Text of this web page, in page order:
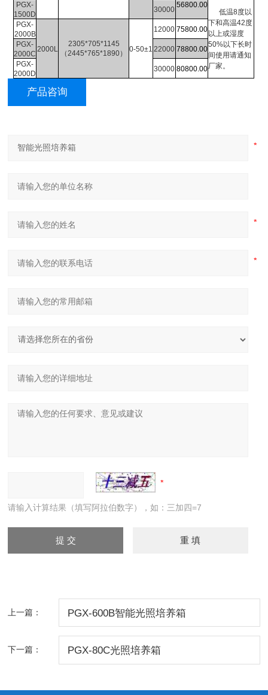
低温8度以
下和高温42度
以上或湿度
50%以下长时
间使用请通知
厂家。
PGX-
1500D
30000
56800.00
PGX-
2000B
2000L
2305*705*1145
（2445*765*1890）
0-50±1
12000 75800.00
PGX-
2000C
22000 78800.00
PGX-
2000D
30000 80800.00
产品咨询
请输入计算结果（填写阿拉伯数字），如：三加四=7
上一篇： PGX-600B智能光照培养箱
下一篇： PGX-80C光照培养箱